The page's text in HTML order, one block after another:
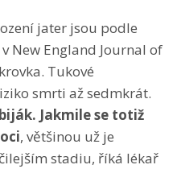
jater jsou podle
New England Journal of
Tukové
smrti až sedmkrát.
Jakmile se totiž
, většinou už je
stadiu, říká lékař